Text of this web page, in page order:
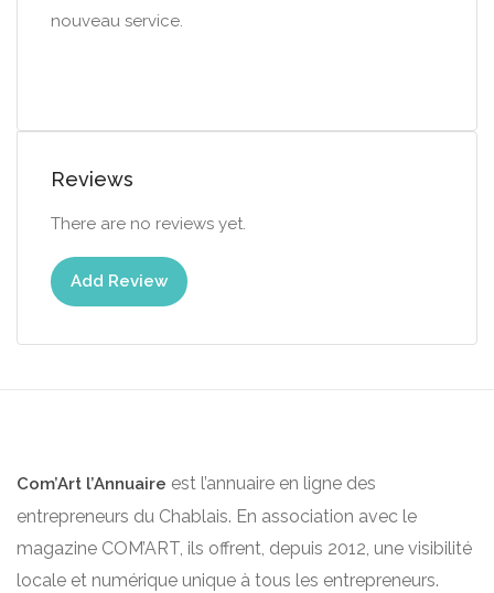
nouveau service.
Reviews
There are no reviews yet.
Add Review
Com’Art l’Annuaire est l’annuaire en ligne des
entrepreneurs du Chablais. En association avec le
magazine COM’ART, ils offrent, depuis 2012, une visibilité
locale et numérique unique à tous les entrepreneurs.